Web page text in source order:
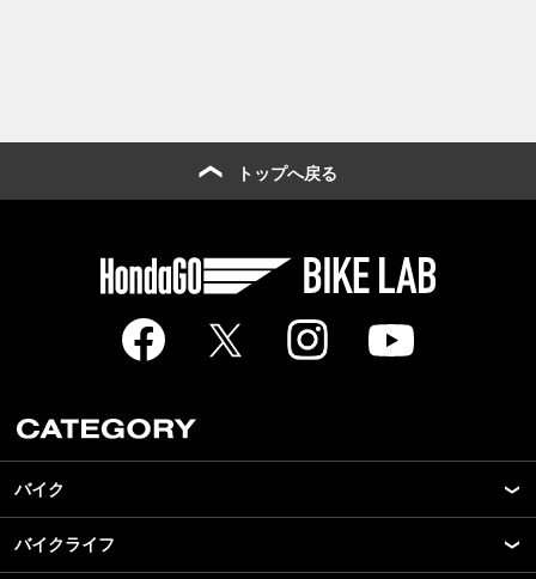
トップへ戻る
バイク
New Model Show
バイクライフ